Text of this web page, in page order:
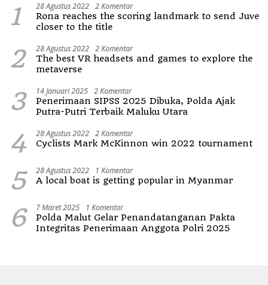
1 28 Agustus 2022 2 Komentar
Rona reaches the scoring landmark to send Juve
closer to the title
2 28 Agustus 2022 2 Komentar
The best VR headsets and games to explore the
metaverse
3 14 Januari 2025 2 Komentar
Penerimaan SIPSS 2025 Dibuka, Polda Ajak
Putra-Putri Terbaik Maluku Utara
4 28 Agustus 2022 2 Komentar
Cyclists Mark McKinnon win 2022 tournament
5 28 Agustus 2022 1 Komentar
A local boat is getting popular in Myanmar
6 7 Maret 2025 1 Komentar
Polda Malut Gelar Penandatanganan Pakta
Integritas Penerimaan Anggota Polri 2025